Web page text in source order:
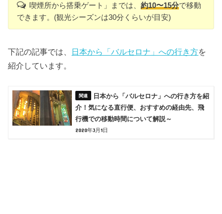
喫煙所から搭乗ゲート」までは、 約10〜15分で移動
できます。(観光シーズンは30分くらいが目安)
下記の記事では、 日本から「バルセロナ」への行き方を
紹介しています。
日本から「バルセロナ」への行き方を紹
介！気になる直行便、おすすめの経由先、飛
行機での移動時間について解説～
2020年3月1日